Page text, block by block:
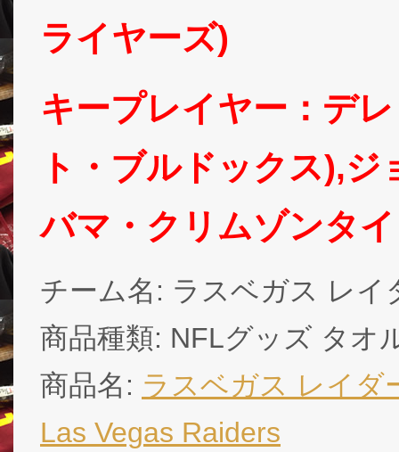
ライヤーズ)
キープレイヤー：デ
ト・ブルドックス),
バマ・クリムゾンタ
チーム名: ラスベガス レイ
商品種類: NFLグッズ タオ
商品名: ラスベガス レイダ
Las Vegas Raiders